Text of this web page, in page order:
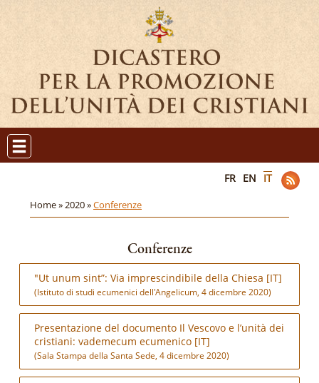
FR EN IT
Home »2020 »Conferenze
Conferenze
"Ut unum sint”: Via imprescindibile della Chiesa [IT]
(Istituto di studi ecumenici dell'Angelicum, 4 dicembre 2020)
Presentazione del documento Il Vescovo e l’unità dei
cristiani: vademecum ecumenico [IT]
(Sala Stampa della Santa Sede, 4 dicembre 2020)